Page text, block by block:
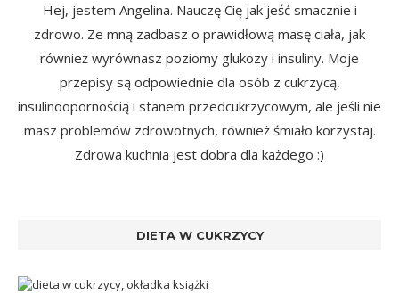
Hej, jestem Angelina. Nauczę Cię jak jeść smacznie i
zdrowo. Ze mną zadbasz o prawidłową masę ciała, jak
również wyrównasz poziomy glukozy i insuliny. Moje
przepisy są odpowiednie dla osób z cukrzycą,
insulinoopornością i stanem przedcukrzycowym, ale jeśli nie
masz problemów zdrowotnych, również śmiało korzystaj.
Zdrowa kuchnia jest dobra dla każdego :)
DIETA W CUKRZYCY